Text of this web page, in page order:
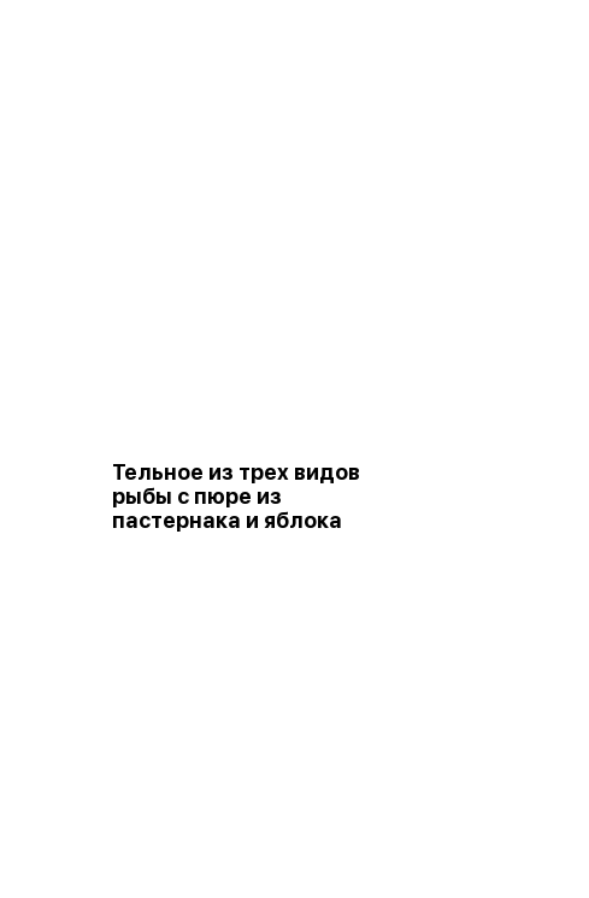
Тельное из трех видов
рыбы с пюре из
пастернака и яблока